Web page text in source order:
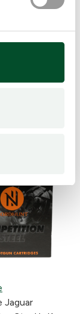
kal12 US7
Jaguar